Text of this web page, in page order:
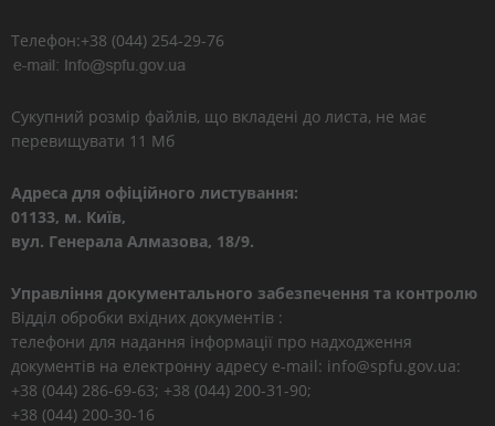
Телефон:+38 (044) 254-29-76
Сукупний розмір файлів, що вкладені до листа, не має
перевищувати 11 Мб
Адреса для офіційного листування:
01133, м. Київ,
вул. Генерала Алмазова, 18/9.
Управління документального забезпечення та контролю
Відділ обробки вхідних документів :
телефони для надання інформації про надходження
документів на електронну адресу e-mail: info@spfu.gov.ua:
+38 (044) 286-69-63; +38 (044) 200-31-90;
+38 (044) 200-30-16